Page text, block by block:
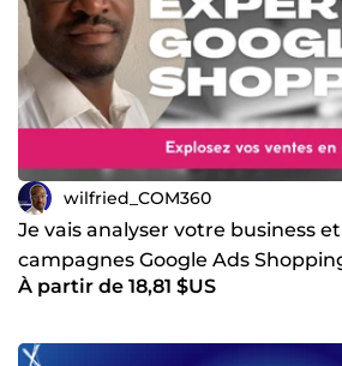
wilfried_COM360
Je vais analyser votre business
campagnes Google Ads
Ecommerce
À partir de 18,81 $US